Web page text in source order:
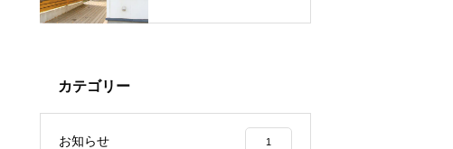
カテゴリー
お知らせ 1